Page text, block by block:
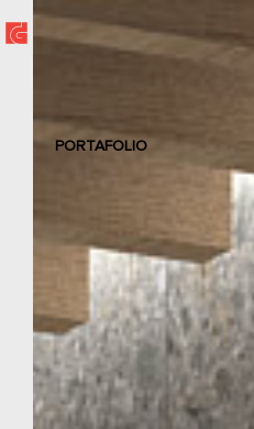
PORTAFOLIO